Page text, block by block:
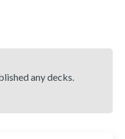
any decks.